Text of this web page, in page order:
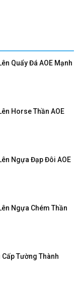
Quẩy Đá AOE Mạnh
Horse Thần AOE
Ngựa Đạp Đôi AOE
Ngựa Chém Thần
Tường Thành